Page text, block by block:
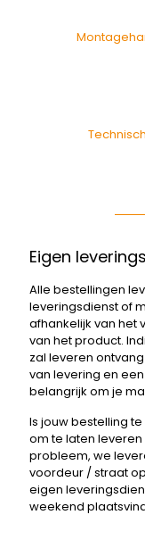
Eigen
Alle bestellingen
leveringsdienst of
afhankelijk van het
van het product.
zal leveren
van levering en
belangrijk om je
Is jouw bestelling
om te laten
probleem, we
voordeur / straat
eigen
weekend